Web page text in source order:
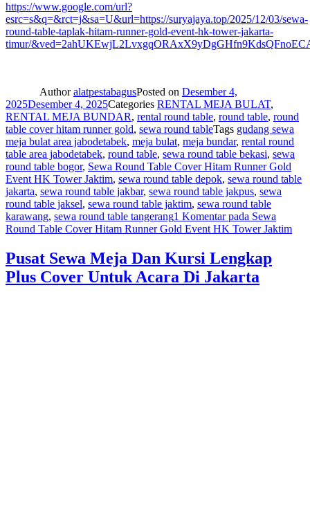
https://www.google.com/url?
esrc=s&q=&rct=j&sa=U&url=https://suryajaya.top/2025/12/03/sewa-
round-table-taplak-hitam-runner-gold-event-hk-tower-jakarta-
timur/
AuthoralatpestabagusPosted on Desember 4,
2025Desember 4, 2025Categories RENTAL MEJA BULAT,
RENTAL MEJA BUNDAR, rental round table, round table, round
table cover hitam runner gold, sewa round tableTags gudang sewa
meja bulat area jabodetabek, meja bulat, meja bundar, rental round
table area jabodetabek, round table, sewa round table bekasi, sewa
round table bogor, Sewa Round Table Cover Hitam Runner Gold
Event HK Tower Jaktim, sewa round table depok, sewa round table
jakarta, sewa round table jakbar, sewa round table jakpus, sewa
round table jaksel, sewa round table jaktim, sewa round table
karawang, sewa round table tangerang1 Komentarpada Sewa
Round Table Cover Hitam Runner Gold Event HK Tower Jaktim
Pusat Sewa Meja Dan Kursi Lengkap
Plus Cover Untuk Acara Di Jakarta